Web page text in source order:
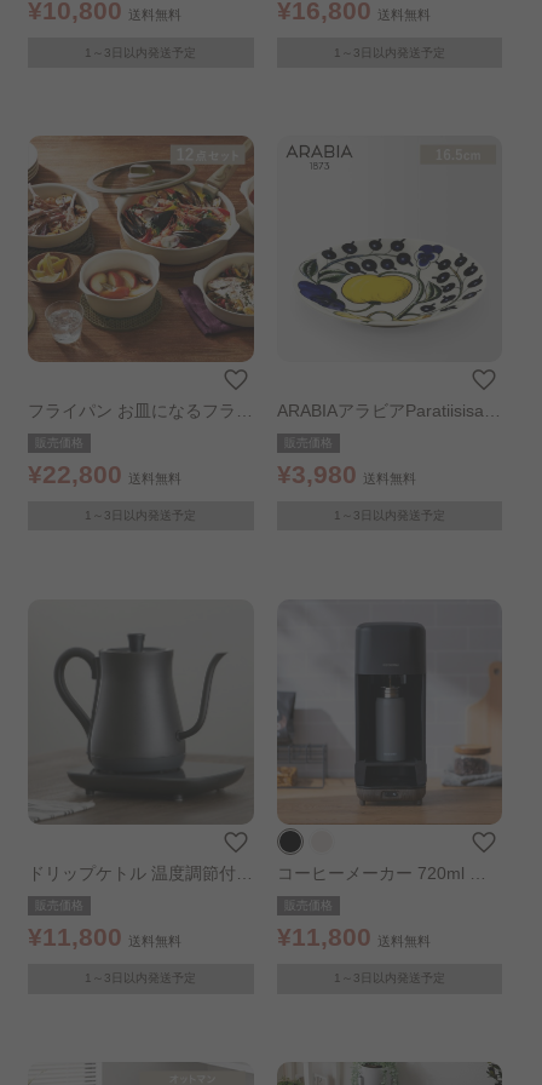
¥10,800 送料無料
1～3日以内発送予定
¥16,800 送料無料
1～3日以内発送予定
フライパン お皿になるフライ
パン 12点セット アイボリー
販売価格
¥22,800 送料無料
1～3日以内発送予定
ARABIAアラビアParatiisisauc
er16.5cm
販売価格
¥3,980 送料無料
1～3日以内発送予定
ドリップケトル 温度調節付
0.6L アッシュ
販売価格
¥11,800 送料無料
1～3日以内発送予定
コーヒーメーカー 720ml ド
リップ式 ブラック
販売価格
¥11,800 送料無料
1～3日以内発送予定